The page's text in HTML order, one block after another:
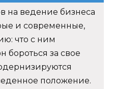
на ведение бизнеса
и современные,
что с ним
бороться за свое
положение.